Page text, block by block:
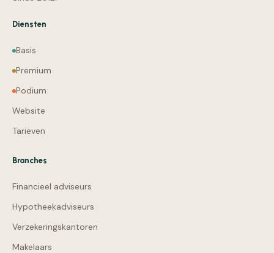
Diensten
Basis
Premium
Podium
Website
Tarieven
Branches
Financieel adviseurs
Hypotheekadviseurs
Verzekeringskantoren
Makelaars